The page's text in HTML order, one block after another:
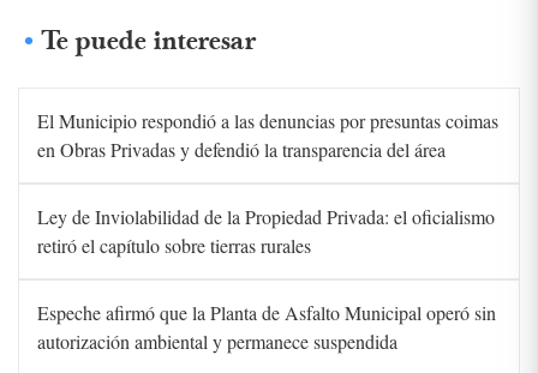
Te puede interesar
El Municipio respondió a las denuncias por presuntas coimas
en Obras Privadas y defendió la transparencia del área
Ley de Inviolabilidad de la Propiedad Privada: el oficialismo
retiró el capítulo sobre tierras rurales
Espeche afirmó que la Planta de Asfalto Municipal operó sin
autorización ambiental y permanece suspendida